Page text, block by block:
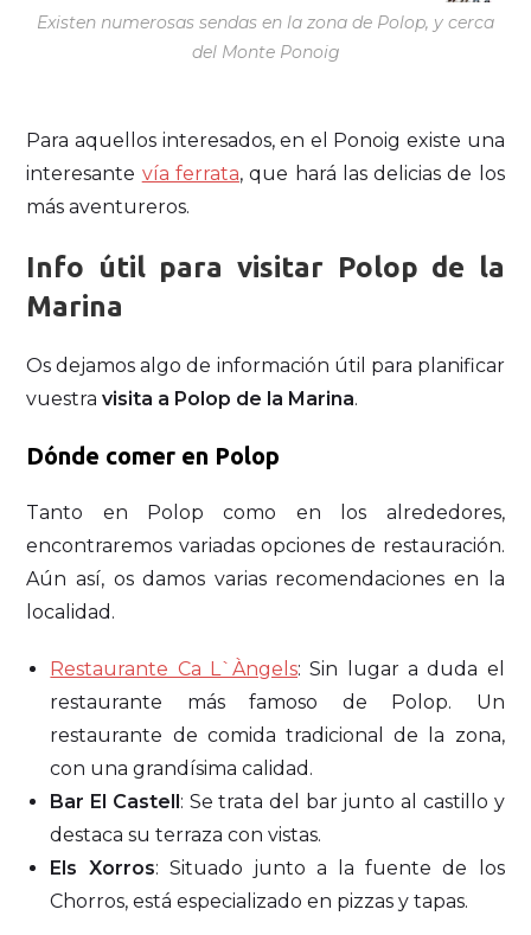
Existen numerosas sendas en la zona de Polop, y cerca
del Monte Ponoig
Para aquellos interesados, en el Ponoig existe una
interesante vía ferrata, que hará las delicias de los
más aventureros.
Info útil para visitar Polop de la
Marina
Os dejamos algo de información útil para planificar
vuestravisita a Polop de la Marina.
Dónde comer en Polop
Tanto en Polop como en los alrededores,
encontraremos variadas opciones de restauración.
Aún así, os damos varias recomendaciones en la
localidad.
Restaurante Ca L`Àngels: Sin lugar a duda el
restaurante más famoso de Polop. Un
restaurante de comida tradicional de la zona,
con una grandísima calidad.
Bar El Castell : Se trata del bar junto al castillo y
destaca su terraza con vistas.
Els Xorros: Situado junto a la fuente de los
Chorros, está especializado en pizzas y tapas.